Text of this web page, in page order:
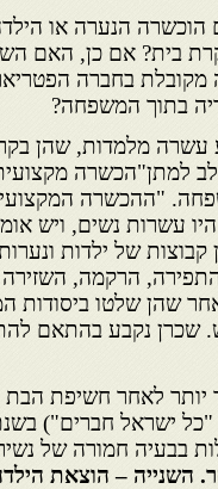
הנערה או
בית? אם כן, האם
מקובלת בחברה
בתוך המשפחה?
מלמדות, שהן
למתן"הכשרה
"ההכשרה
עשרות נשים, ויש
קבוצות של ילדות
הרקמה, השזירה
שהן שלטו ביסודות
0.50 ל -2 פזטס לחודש. שכרן נקבע
לאחר חשיפת הבת
בבעיה חמורה של
השנייה – הוצאת